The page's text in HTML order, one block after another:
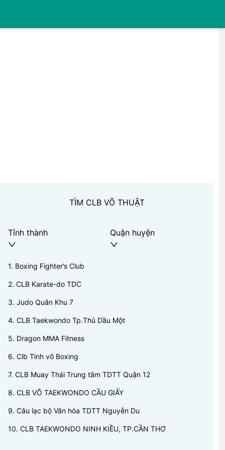
TÌM CLB VÕ THUẬT
Tỉnh thành Quận huyện
1. Boxing Fighter’s Club
2. CLB Karate-do TDC
3. Judo Quân Khu 7
4. CLB Taekwondo Tp.Thủ Dầu Một
5. Dragon MMA Fitness
6. Clb Tinh võ Boxing
7. CLB Muay Thái Trung tâm TDTT Quận 12
8. CLB VÕ TAEKWONDO CẦU GIẤY
9. Câu lạc bộ Văn hóa TDTT Nguyễn Du
10. CLB TAEKWONDO NINH KIỀU, TP.CẦN THƠ